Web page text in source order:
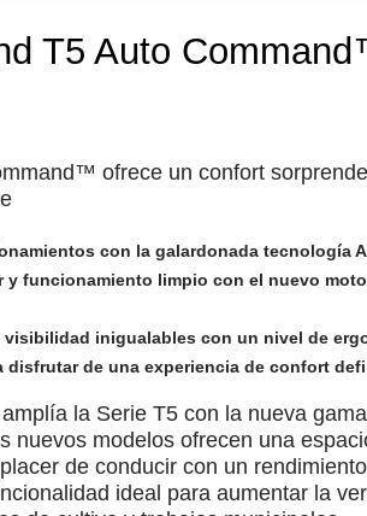
T5 Auto
ofrece un confort
con la galardonada tecnología
y funcionamiento limpio con el nuevo
inigualables con un nivel de
disfrutar de una experiencia de confort
la Serie T5 con la nueva
nuevos modelos ofrecen una
de conducir con un
ideal para aumentar la